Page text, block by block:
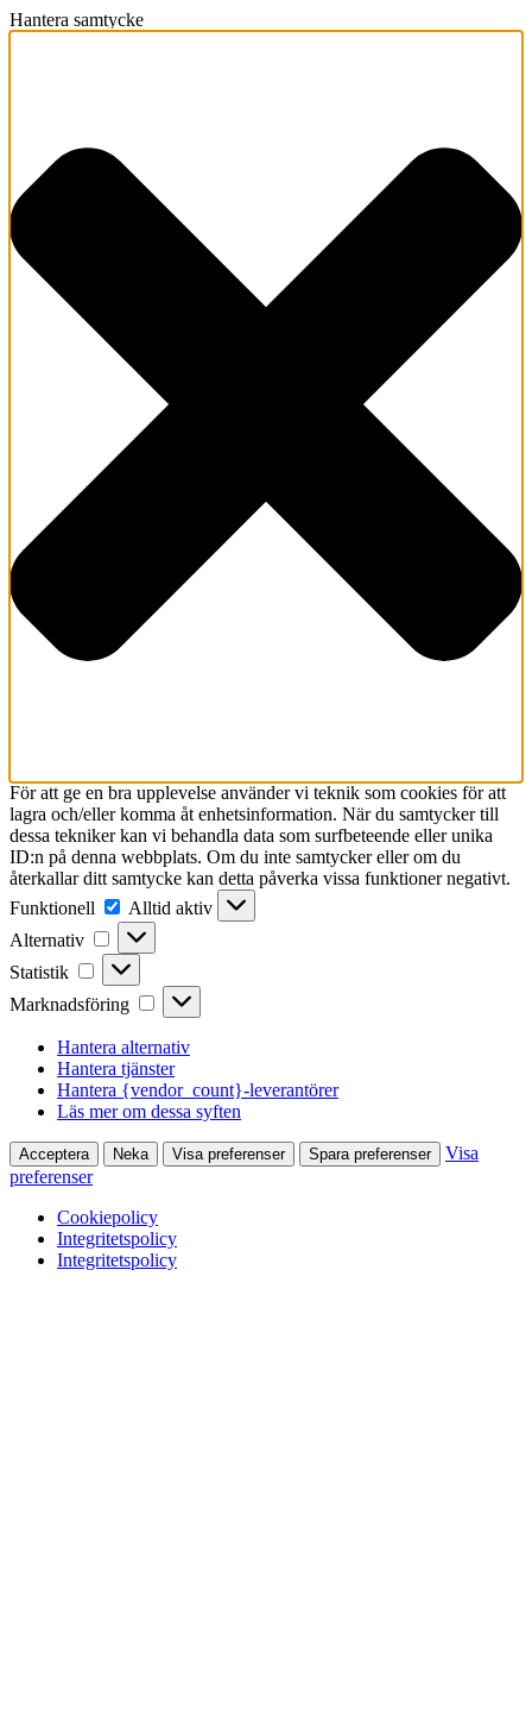
Hantera samtycke
För att ge en bra upplevelse använder vi teknik som cookies för att
lagra och/eller komma åt enhetsinformation. När du samtycker till
dessa tekniker kan vi behandla data som surfbeteende eller unika
ID:n på denna webbplats. Om du inte samtycker eller om du
återkallar ditt samtycke kan detta påverka vissa funktioner negativt.
Funktionell
Funktionell
Alltid aktiv
Alternativ
Alternativ
Statistik Statistik
Marknadsföring Marknadsföring
Hantera alternativ
Hantera tjänster
Hantera {vendor_count}-leverantörer
Läs mer om dessa syften
Acceptera Neka Visa preferenser Spara preferenser
Visa
preferenser
Cookiepolicy
Integritetspolicy
Integritetspolicy